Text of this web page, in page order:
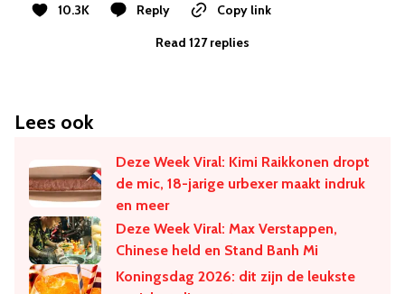
10.3K Reply
Copy link
Read 127 replies
Lees ook
Deze Week Viral: Kimi Raikkonen dropt
de mic, 18-jarige urbexer maakt indruk
en meer
Deze Week Viral: Max Verstappen,
Chinese held en Stand Banh Mi
Koningsdag 2026: dit zijn de leukste